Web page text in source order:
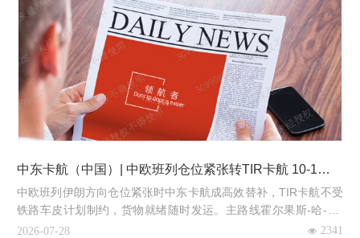
中东卡航（中国）| 中欧班列仓位紧张转TIR卡航 10-12天
直达中东
中欧班列伊朗方向仓位紧张时中东卡航成高效替补，TIR卡航不受
铁路车皮计划制约，货物就绪随时发运。主路线霍尔果斯-哈-乌-
土-伊朗-中东，10-12天直达含清关。霍尔木兹海峡受阻后，阿联
2026-07-28 2341